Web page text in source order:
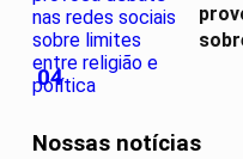
04
Nossas notícias